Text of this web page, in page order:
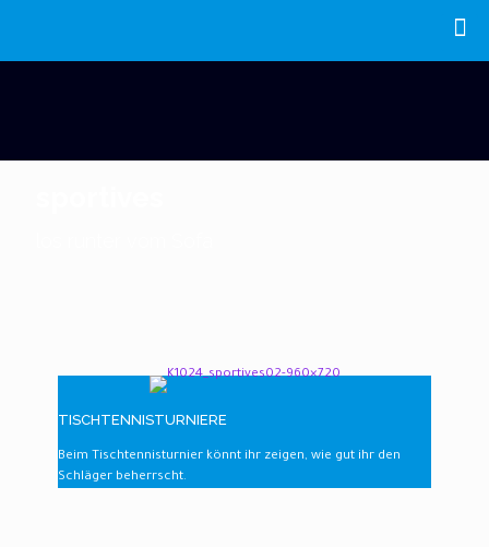
TISCHTENNISTURNIERE
Beim Tischtennisturnier könnt ihr zeigen, wie gut ihr den
Schläger beherrscht.